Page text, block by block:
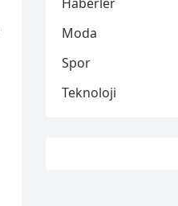
Moda
Spor
Teknoloji